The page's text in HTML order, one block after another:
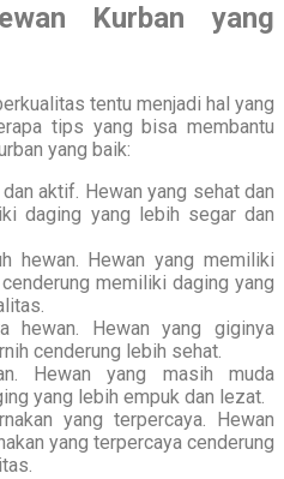
Kurban yang
tentu menjadi hal yang
tips yang bisa membantu
yang baik:
aktif. Hewan yang sehat dan
daging yang lebih segar dan
hewan. Hewan yang memiliki
memiliki daging yang
hewan. Hewan yang giginya
cenderung lebih sehat.
Hewan yang masih muda
yang lebih empuk dan lezat.
yang terpercaya. Hewan
yang terpercaya cenderung